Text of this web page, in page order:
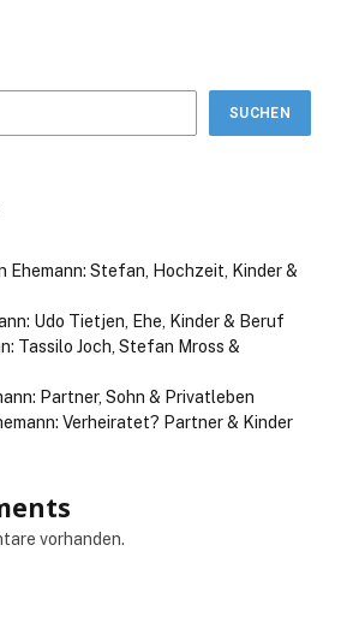
SUCHEN
Ehemann: Stefan, Hochzeit, Kinder &
Udo Tietjen, Ehe, Kinder & Beruf
Tassilo Joch, Stefan Mross &
Partner, Sohn & Privatleben
Verheiratet? Partner & Kinder
vorhanden.